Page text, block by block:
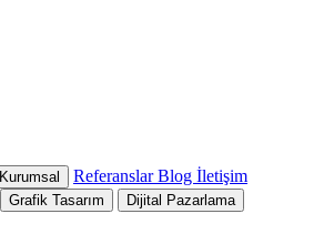
Kurumsal ReferanslarBlog İletişim
Grafik Tasarım
Dijital Pazarlama